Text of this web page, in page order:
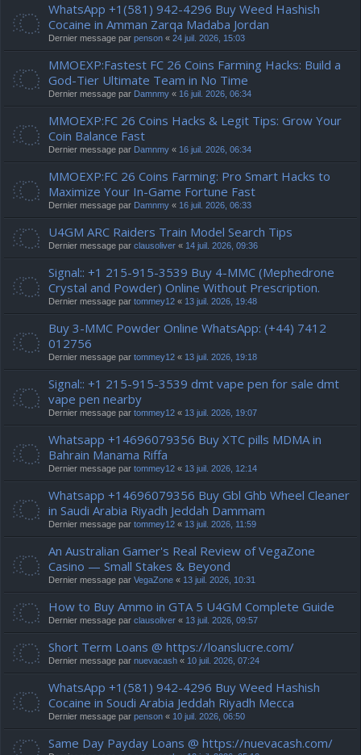
WhatsApp +1(581) 942-4296 Buy Weed Hashish
Cocaine in Amman Zarqa Madaba Jordan
Dernier message par penson « 24 juil. 2026, 15:03
MMOEXP:Fastest FC 26 Coins Farming Hacks: Build a
God-Tier Ultimate Team in No Time
Dernier message par Damnmy « 16 juil. 2026, 06:34
MMOEXP:FC 26 Coins Hacks & Legit Tips: Grow Your
Coin Balance Fast
Dernier message par Damnmy « 16 juil. 2026, 06:34
MMOEXP:FC 26 Coins Farming: Pro Smart Hacks to
Maximize Your In-Game Fortune Fast
Dernier message par Damnmy « 16 juil. 2026, 06:33
U4GM ARC Raiders Train Model Search Tips
Dernier message par clausoliver « 14 juil. 2026, 09:36
Signal:: +1 215-915-3539 Buy 4-MMC (Mephedrone
Crystal and Powder) Online Without Prescription.
Dernier message par tommey12 « 13 juil. 2026, 19:48
Buy 3-MMC Powder Online WhatsApp: (+44) 7412
012756
Dernier message par tommey12 « 13 juil. 2026, 19:18
Signal:: +1 215-915-3539 dmt vape pen for sale dmt
vape pen nearby
Dernier message par tommey12 « 13 juil. 2026, 19:07
Whatsapp +14696079356 Buy XTC pills MDMA in
Bahrain Manama Riffa
Dernier message par tommey12 « 13 juil. 2026, 12:14
Whatsapp +14696079356 Buy Gbl Ghb Wheel Cleaner
in Saudi Arabia Riyadh Jeddah Dammam
Dernier message par tommey12 « 13 juil. 2026, 11:59
An Australian Gamer's Real Review of VegaZone
Casino — Small Stakes & Beyond
Dernier message par VegaZone « 13 juil. 2026, 10:31
How to Buy Ammo in GTA 5 U4GM Complete Guide
Dernier message par clausoliver « 13 juil. 2026, 09:57
Short Term Loans @ https://loanslucre.com/
Dernier message par nuevacash « 10 juil. 2026, 07:24
WhatsApp +1(581) 942-4296 Buy Weed Hashish
Cocaine in Soudi Arabia Jeddah Riyadh Mecca
Dernier message par penson « 10 juil. 2026, 06:50
Same Day Payday Loans @ https://nuevacash.com/